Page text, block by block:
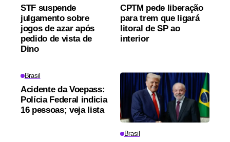
STF suspende
julgamento sobre
jogos de azar após
pedido de vista de
Dino
CPTM pede liberação
para trem que ligará
litoral de SP ao
interior
Brasil
Acidente da Voepass:
Polícia Federal indicia
16 pessoas; veja lista
Brasil